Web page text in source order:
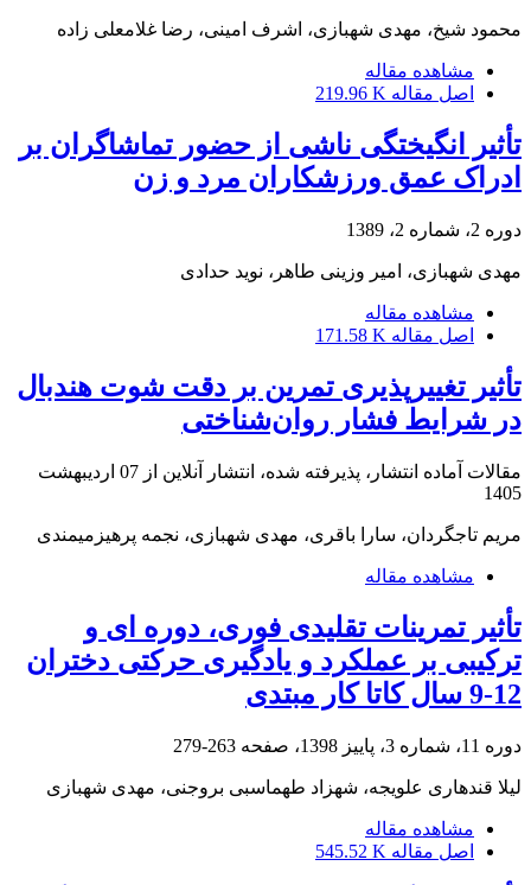
محمود شیخ، مهدی شهبازی، اشرف امینی، رضا غلامعلی زاده
مشاهده مقاله
اصل مقاله 219.96 K
تأثیر انگیختگی ناشی از حضور تماشاگران بر
ادراک عمق ورزشکاران مرد و زن
دوره 2، شماره 2، 1389
مهدی شهبازی، امیر وزینی طاهر، نوید حدادی
مشاهده مقاله
اصل مقاله 171.58 K
تأثیر تغییرپذیری تمرین بر دقت شوت هندبال
در شرایط فشار روان‌شناختی
مقالات آماده انتشار، پذیرفته شده، انتشار آنلاین از
07 اردیبهشت
1405
مریم تاجگردان، سارا باقری، مهدی شهبازی، نجمه پرهیزمیمندی
مشاهده مقاله
تأثیر تمرینات تقلیدی فوری، دوره ای و
ترکیبی بر عملکرد و یادگیری حرکتی دختران
12-9 سال کاتا کار مبتدی
دوره 11، شماره 3، پاییز 1398، صفحه 263-279
لیلا قندهاری علویجه، شهزاد طهماسبی بروجنی، مهدی شهبازی
مشاهده مقاله
اصل مقاله 545.52 K